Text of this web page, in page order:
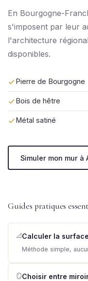
En Bourgogne-
s'imposent par leur
l'architecture
disponibles.
Pierre de Bourgogne
Bois de hêtre
Métal satiné
Simuler mon mur à
Guides pratiques
📐 Calculer la
Méthode simple,
🪞Choisir entre